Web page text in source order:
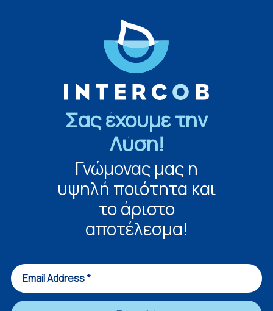
Σας έχουμε την
Λύση!
Γνώμονας μας η
υψηλή ποιότητα και
το άριστο
αποτέλεσμα!